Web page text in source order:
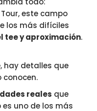
este campo
los más difíciles
tee y aproximación.
hay detalles que
reales que
uno de los más